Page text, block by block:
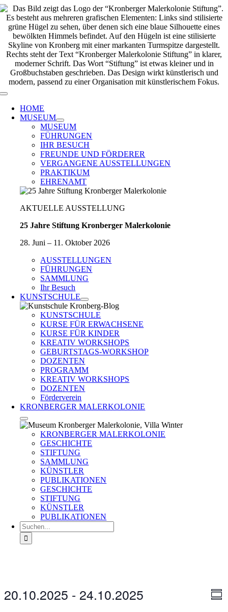
Zum
Inhalt
springen
Toggle
Navigation
HOME
MUSEUM
MUSEUM
FÜHRUNGEN
IHR BESUCH
FREUNDE UND FÖRDERER
VERGANGENE AUSSTELLUNGEN
PRAKTIKUM
EHRENAMT
AKTUELLE AUSSTELLUNG
25 Jahre Stiftung Kronberger Malerkolonie
28. Juni – 11. Oktober 2026
AUSSTELLUNGEN
FÜHRUNGEN
SAMMLUNG
Ihr Besuch
KUNSTSCHULE
KUNSTSCHULE
KURSE FÜR ERWACHSENE
KURSE FÜR KINDER
KREATIV WORKSHOPS
GEBURTSTAGS-WORKSHOP
DOZENTEN
PROGRAMM
KREATIV WORKSHOPS
DOZENTEN
Förderverein
KRONBERGER MALERKOLONIE
KRONBERGER MALERKOLONIE
GESCHICHTE
STIFTUNG
SAMMLUNG
KÜNSTLER
PUBLIKATIONEN
GESCHICHTE
STIFTUNG
KÜNSTLER
PUBLIKATIONEN
Suche
nach:
Veranstaltungen
20.10.2025 - 24.10.2025